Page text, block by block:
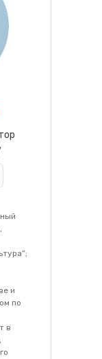
и
по
в